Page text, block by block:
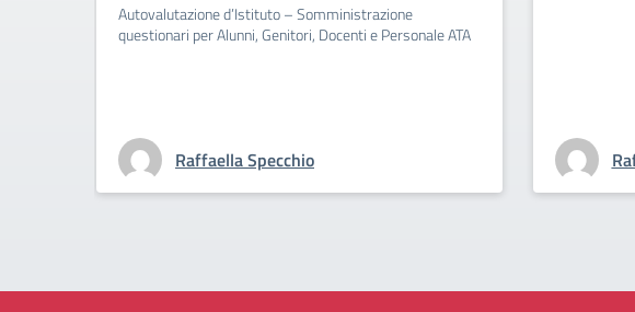
Autovalutazione d’Istituto – Somministrazione
questionari per Alunni, Genitori, Docenti e Personale ATA
Raffaella Specchio